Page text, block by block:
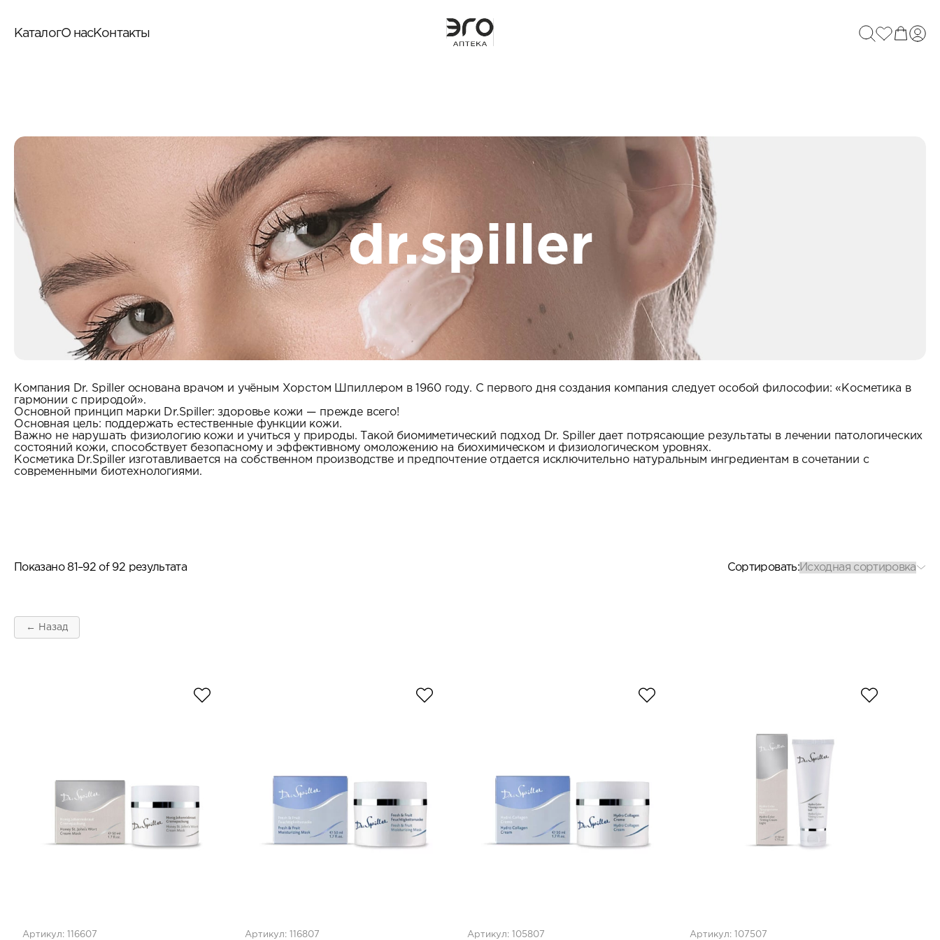
КаталогО насКонтакты
dr.spiller
Компания Dr. Spiller основана врачом и учёным Хорстом Шпиллером в 1960 году. С первого дня создания компания следует особой философии: «Косметика в
гармонии с природой».
Основной принцип марки Dr.Spiller: здоровье кожи — прежде всего!
Основная цель: поддержать естественные функции кожи.
Важно не нарушать физиологию кожи и учиться у природы. Такой биомиметический подход Dr. Spiller дает потрясающие результаты в лечении патологических
состояний кожи, способствует безопасному и эффективному омоложению на биохимическом и физиологическом уровнях.
Косметика Dr.Spiller изготавливается на собственном производстве и предпочтение отдается исключительно натуральным ингредиентам в сочетании с
современными биотехнологиями.
← Назад
Показано 81–92 of 92 результата Cортировать:
Артикул: 116607 Артикул: 116807 Артикул: 105807 Артикул: 107507